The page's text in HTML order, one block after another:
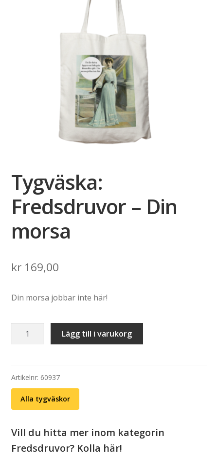
Tygväska:
Fredsdruvor – Din
morsa
kr169,00
Din morsa jobbar inte här!
Tygväska:
Fredsdruvor
morsa
mängd
Lägg till i varukorg
Artikelnr: 60937
Alla tygväskor
Vill du hitta mer inom kategorin
Fredsdruvor? Kolla här!